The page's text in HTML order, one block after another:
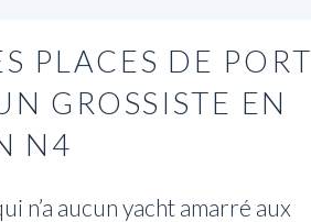
PLACES DE PORT
GROSSISTE EN
N4
n’a aucun yacht amarré aux